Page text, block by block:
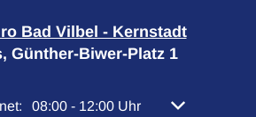
Bad Vilbel - Kernstadt
Günther-Biwer-Platz 1
weitere Öffnungs- oder Schließzeiten
08:00 - 12:00 Uhr Von 08:00 bis